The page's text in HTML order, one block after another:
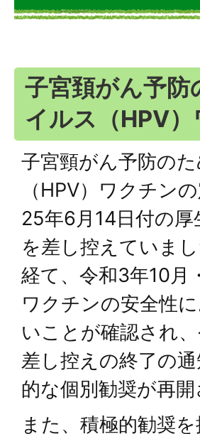
子宮頚がん予
イルス（HPV
子宮頸がん予防の
（HPV）ワクチン
25年6月14日付の
を差し控えていま
経て、令和3年10月
ワクチンの安全性
いことが確認され
差し控えの終了の
的な個別勧奨が再
また、積極的勧奨